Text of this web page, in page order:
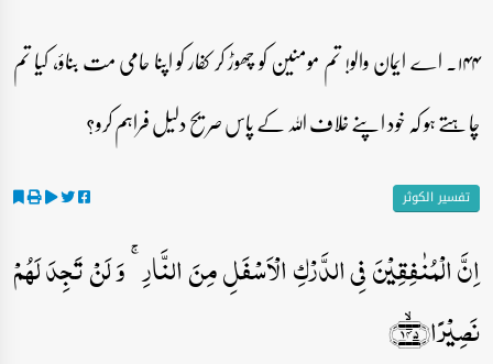
۱۴۴۔ اے ایمان والو! تم مومنین کو چھوڑ کر کفار کو اپنا حامی مت بناؤ، کیا تم
چاہتے ہو کہ خود اپنے خلاف اللہ کے پاس صریح دلیل فراہم کرو؟
تفسیر الکوثر
اِنَّ الۡمُنٰفِقِیۡنَ فِی الدَّرۡکِ الۡاَسۡفَلِ مِنَ النَّارِ ۚ وَ لَنۡ تَجِدَ لَہُمۡ
نَصِیۡرًا﴿۱۴۵﴾ۙ